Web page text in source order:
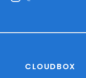
CLOUDBOX